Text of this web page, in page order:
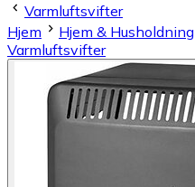
Varmluftsvifter
Hjem
Hjem & Husholdning
Varmluftsvifter